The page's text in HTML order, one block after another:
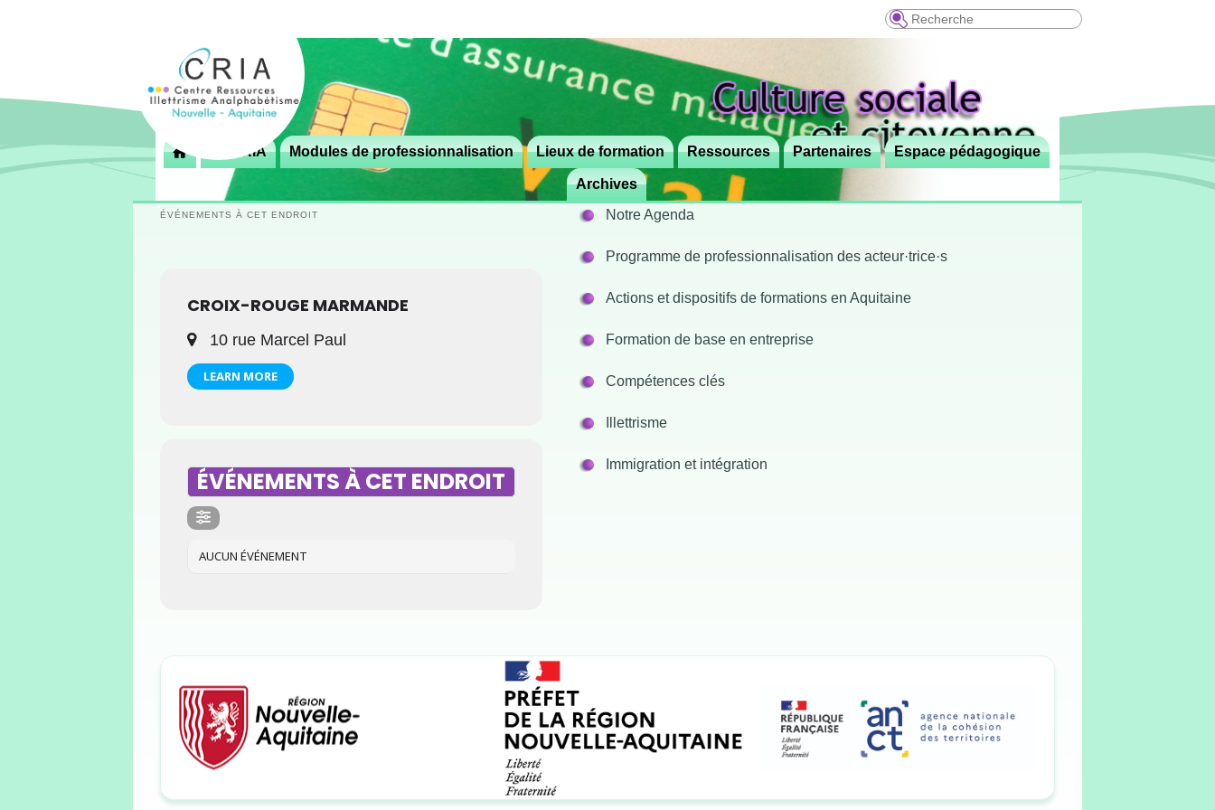
Recherche
principal
Aller
contenu
principal
Aller
contenu
secondaire
 Le CRIA Modules de professionnalisation Lieux de formation Ressources Partenaires Espace pédagogique
Archives
ÉVÉNEMENTS À CET ENDROIT
CROIX-ROUGE MARMANDE
10 rue Marcel Paul
LEARN MORE
ÉVÉNEMENTS À CET ENDROIT
AUCUN ÉVÉNEMENT
Notre Agenda
Programme de professionnalisation des acteur·trice·s
Actions et dispositifs de formations en Aquitaine
Formation de base en entreprise
Compétences clés
Illettrisme
Immigration et intégration